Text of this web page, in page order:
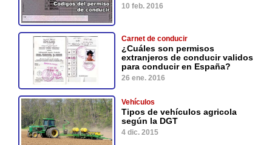
10 feb. 2016
Carnet de conducir
¿Cuáles son permisos
extranjeros de conducir validos
para conducir en España?
26 ene. 2016
Vehículos
Tipos de vehículos agricola
según la DGT
4 dic. 2015